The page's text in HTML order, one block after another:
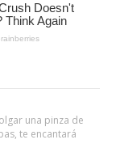
una pinza de
te encantará